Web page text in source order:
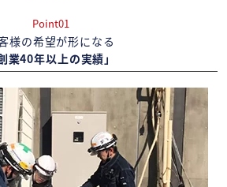
Point01
様の希望が形になる
業40年以上の実績」